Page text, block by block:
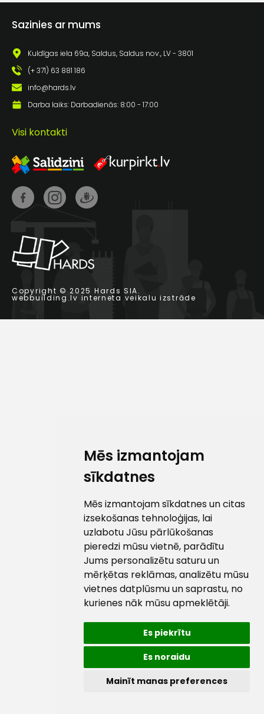
Mēs izmantojam
sīkdatnes
Mēs izmantojam sīkdatnes un citas
izsekošanas tehnoloģijas, lai
uzlabotu Jūsu pārlūkošanas
pieredzi mūsu vietnē, parādītu
Jums personalizētu saturu un
mērķētas reklāmas, analizētu mūsu
vietnes datplūsmu un saprastu, no
kurienes nāk mūsu apmeklētāji.
Es piekrītu
Es noraidu
Mainīt manas preferences
Copyright © 2025 Hards SIA.
webbuilding.lv interneta veikalu izstrāde
Sazinies ar mums
Kuldīgas iela 69a, Saldus, Saldus nov., LV - 3801
(+ 371) 63 881 186
info@hards.lv
Darba laiks: Darbadienās: 8:00 - 17:00
Visi kontakti